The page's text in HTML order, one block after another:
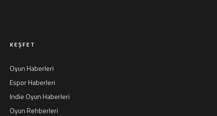
KEŞFET
Oyun Haberleri
Espor Haberleri
Indie Oyun Haberleri
Oyun Rehberleri